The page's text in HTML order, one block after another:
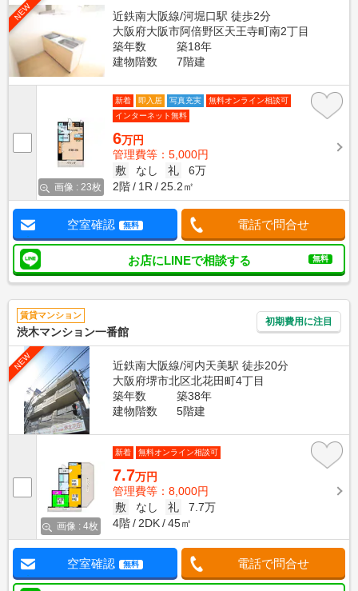
NEW
近鉄南大阪線/河堀口駅 徒歩2分
大阪府大阪市阿倍野区天王寺町南2丁目
築年数
築18年
建物階数
7階建
画像 : 23枚
新着 即入居 写真充実
無料オンライン相談可
インターネット無料
6万円
管理費等：5,000円
敷
なし 礼
6万
2階
1R 25.2㎡
空室確認 無料 電話で問合せ
お店にLINEで相談する 無料
賃貸マンション
渋木マンション一番館
初期費用に注目
NEW
近鉄南大阪線/河内天美駅 徒歩20分
大阪府堺市北区北花田町4丁目
築年数
築38年
建物階数
5階建
画像 : 4枚
新着 無料オンライン相談可
7.7万円
管理費等：8,000円
敷
なし 礼
7.7万
4階
2DK 45㎡
空室確認 無料 電話で問合せ